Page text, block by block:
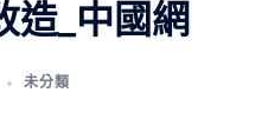
造_中國網
未分類